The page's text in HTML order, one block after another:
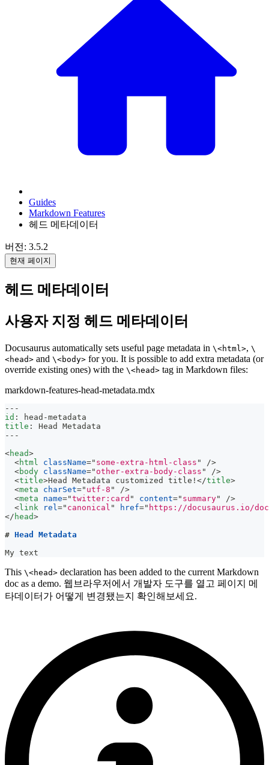
Guides
Markdown Features
헤드 메타데이터
버전: 3.5.2
현재 페이지
헤드 메타데이터
사용자 지정 헤드 메타데이터
Docusaurus automatically sets useful page metadata in \<html>, \
<head> and \<body> for you. It is possible to add extra metadata (or
override existing ones) with the \<head> tag in Markdown files:
markdown-features-head-metadata.mdx
---
id : head -metadata
title :
Head Metadata
---
<head>
<html className=" some-extra-html-class "
/>
<body className=" other-extra-body-class "
/>
<title>Head Metadata customized title! </title>
<meta charSet=" utf-8 "
/>
<meta name="twitter:card " content=" summary"
/>
<link rel =" canonical " href=" https://docusaurus.io/
</ head>
# Head Metadata
My text
This \<head> declaration has been added to the current Markdown
doc as a demo. 웹브라우저에서 개발자 도구를 열고 페이지 메
타데이터가 어떻게 변경됐는지 확인해보세요.